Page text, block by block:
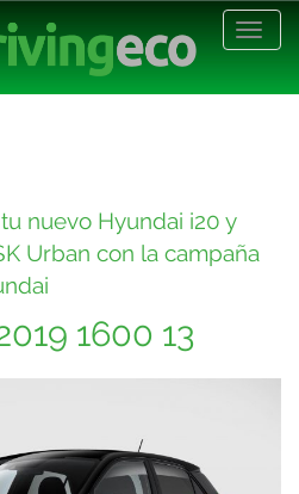
nuevo Hyundai i20 y
Urban con la campaña
1600 13